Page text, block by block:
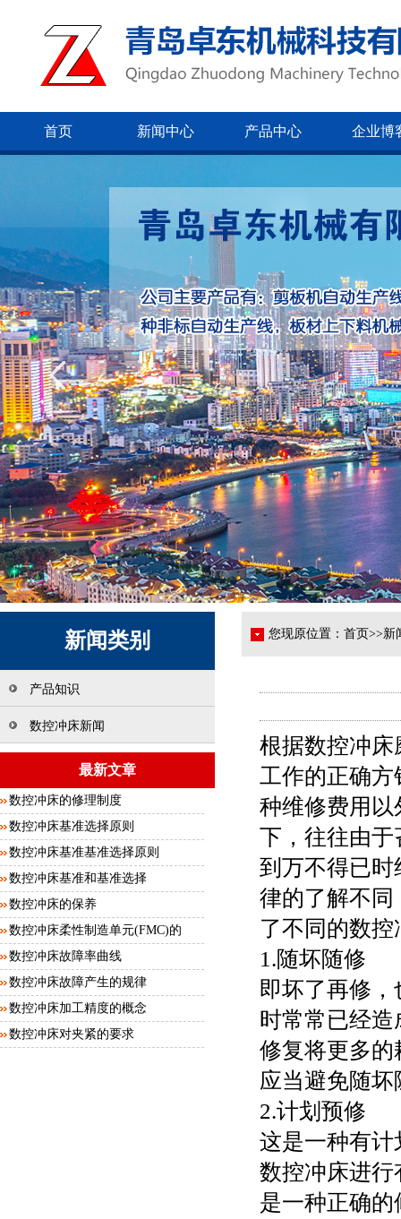
首页 新闻中心 产品中心 企业博
新闻类别
产品知识
数控冲床新闻
最新文章
数控冲床的修理制度
数控冲床基准选择原则
数控冲床基准基准选择原则
数控冲床基准和基准选择
数控冲床的保养
数控冲床柔性制造单元(FMC)的
工...
数控冲床故障率曲线
数控冲床故障产生的规律
数控冲床加工精度的概念
数控冲床对夹紧的要求
您现原位置： 首页>>新
根据数控冲
工作的正确
种维修费用
下，往往由
到万不得已
律的了解不
了不同的数
1.随坏随修
即坏了再修
时常常已经
修复将更多
应当避免随
2.计划预修
这是一种有
数控冲床进
是一种正确